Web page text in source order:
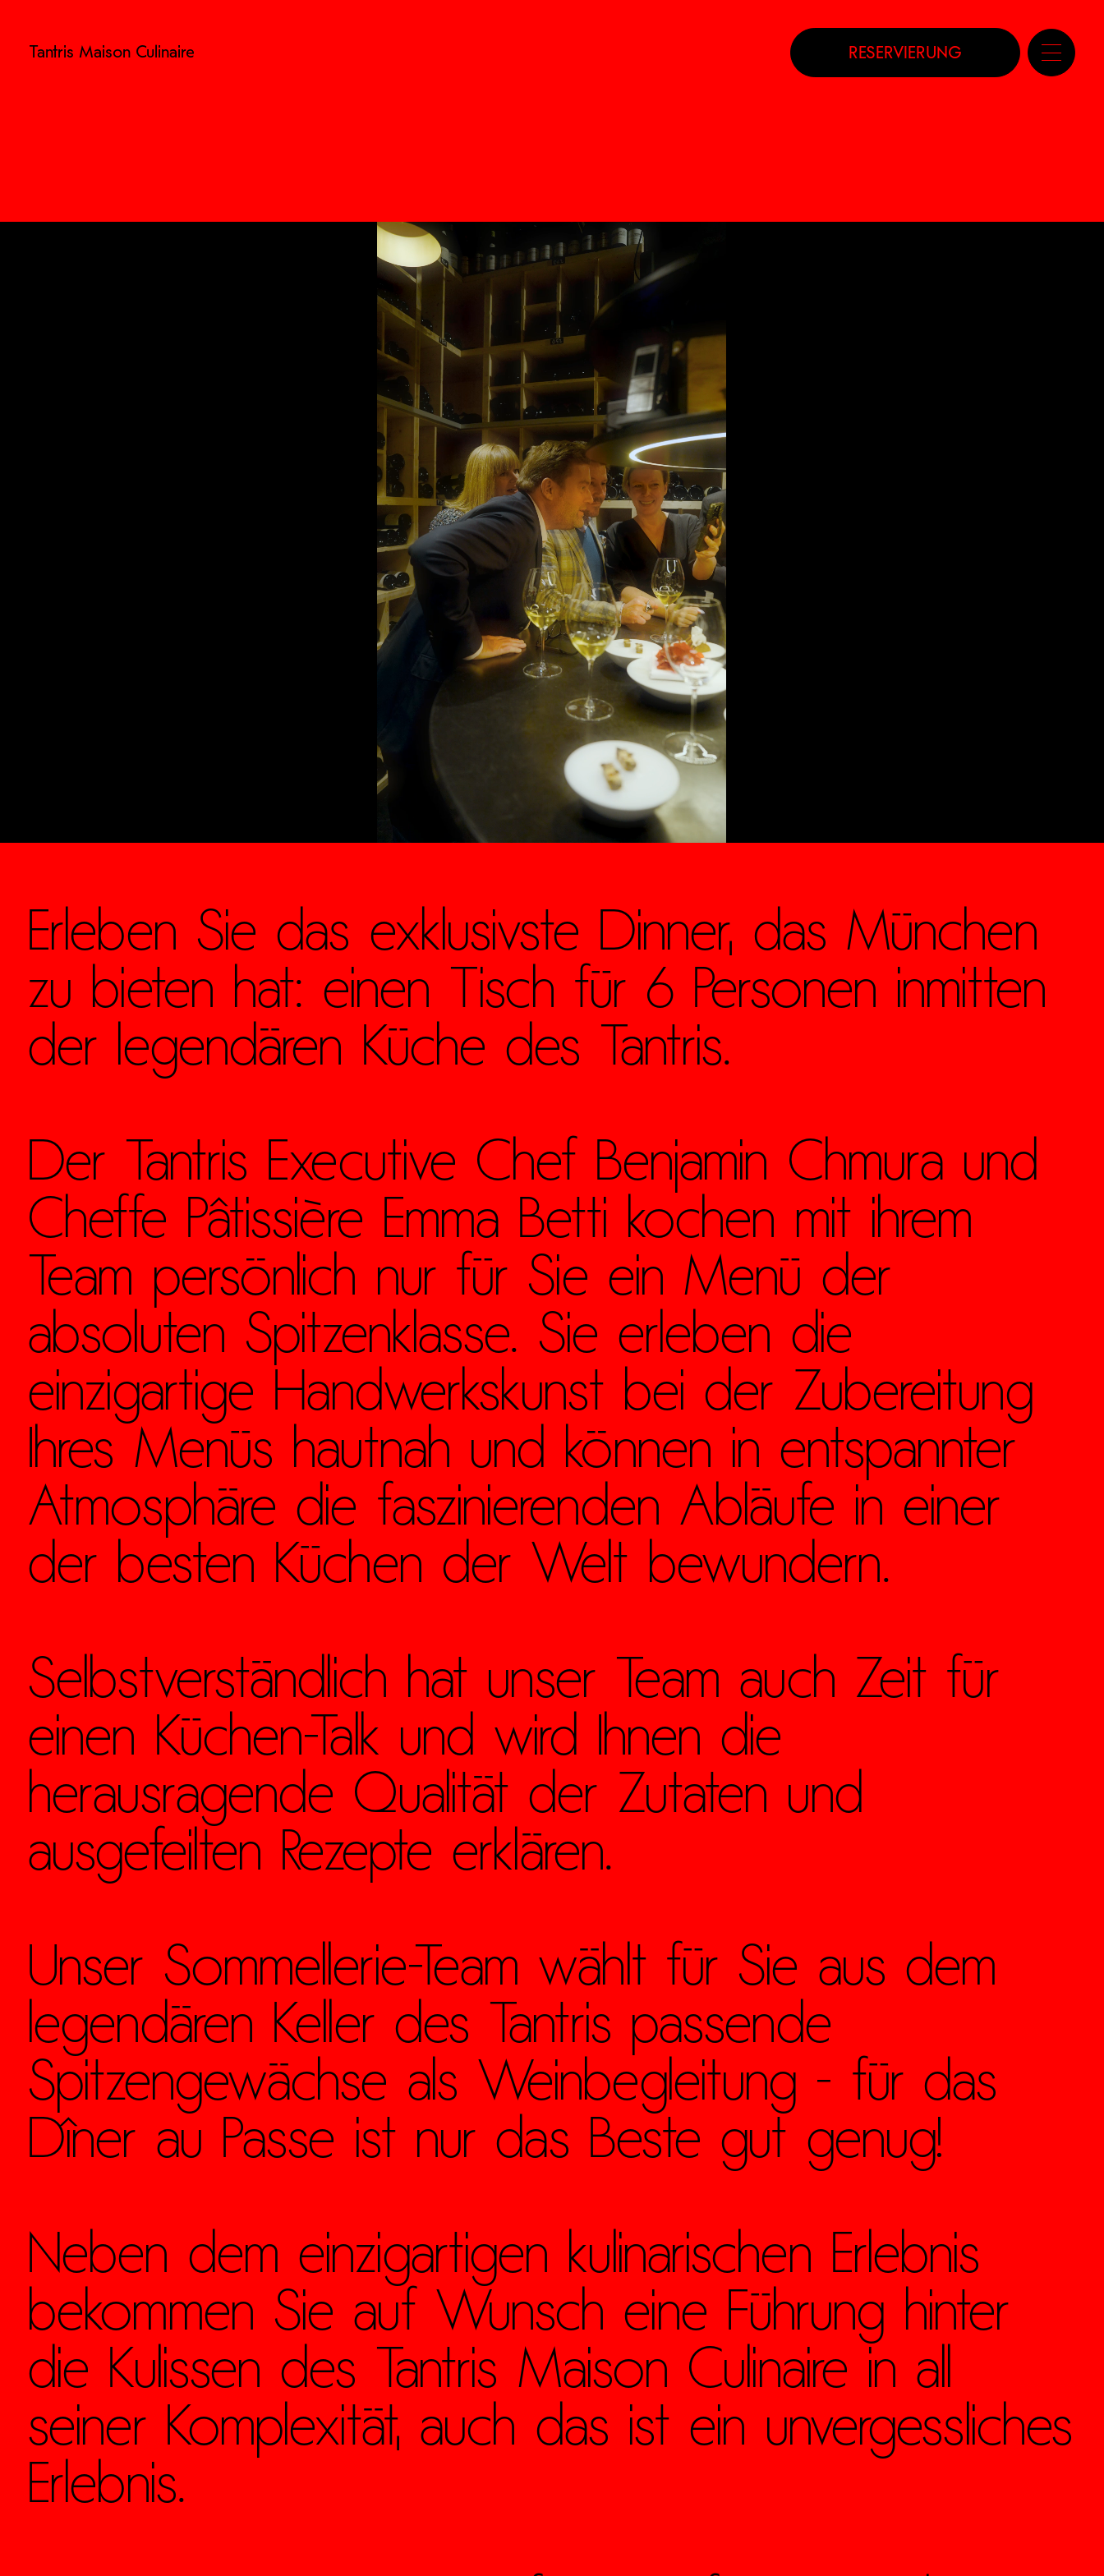
oder
Tantris Maison Culinaire RESERVIERUNG
Erleben Sie das exklusivste Dinner, das München
zu bieten hat: einen Tisch für 6 Personen inmitten
der legendären Küche des Tantris.
Der Tantris Executive Chef Benjamin Chmura und
Cheffe Pâtissière Emma Betti kochen mit ihrem
Team persönlich nur für Sie ein Menü der
absoluten Spitzenklasse. Sie erleben die
einzigartige Handwerkskunst bei der Zubereitung
Ihres Menüs hautnah und können in entspannter
Atmosphäre die faszinierenden Abläufe in einer
der besten Küchen der Welt bewundern.
Selbstverständlich hat unser Team auch Zeit für
einen Küchen-Talk und wird Ihnen die
herausragende Qualität der Zutaten und
ausgefeilten Rezepte erklären.
Unser Sommellerie-Team wählt für Sie aus dem
legendären Keller des Tantris passende
Spitzengewächse als Weinbegleitung - für das
Dîner au Passe ist nur das Beste gut genug!
Neben dem einzigartigen kulinarischen Erlebnis
bekommen Sie auf Wunsch eine Führung hinter
die Kulissen des Tantris Maison Culinaire in all
seiner Komplexität, auch das ist ein unvergessliches
Erlebnis.